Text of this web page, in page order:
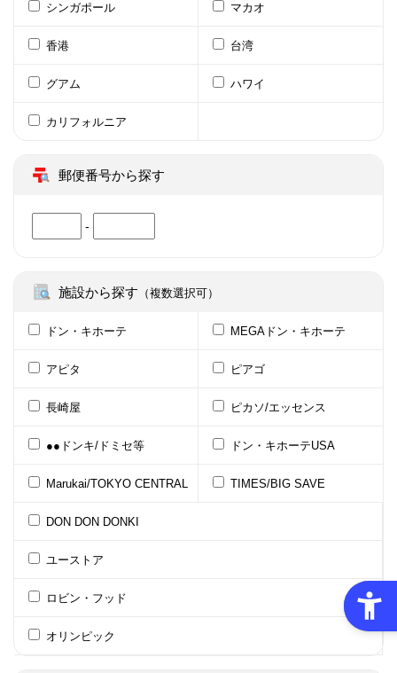
シンガポール マカオ
香港 台湾
グアム ハワイ
カリフォルニア
郵便番号から探す
-
施設から探す （複数選択可）
ドン・キホーテ MEGAドン・キホーテ
アピタ ピアゴ
長崎屋 ピカソ/エッセンス
●●ドンキ/ドミセ等 ドン・キホーテUSA
Marukai/TOKYO CENTRAL TIMES/BIG SAVE
DON DON DONKI
ユーストア
ロビン・フッド
オリンピック